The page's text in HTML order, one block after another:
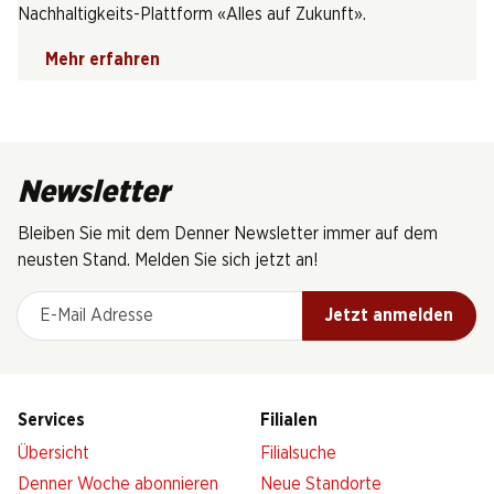
Nachhaltigkeits-Plattform «Alles auf Zukunft».
Mehr erfahren
Newsletter
Bleiben Sie mit dem Denner Newsletter immer auf dem
neusten Stand. Melden Sie sich jetzt an!
E-Mail Adresse
Jetzt anmelden
Services
Übersicht
Denner Woche abonnieren
Filialen
Filialsuche
Neue Standorte